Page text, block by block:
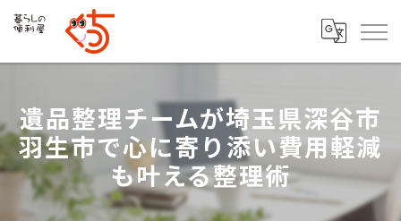
遺品整理チームが埼玉県深谷市
羽生市で心に寄り添い費用軽減
も叶える整理術